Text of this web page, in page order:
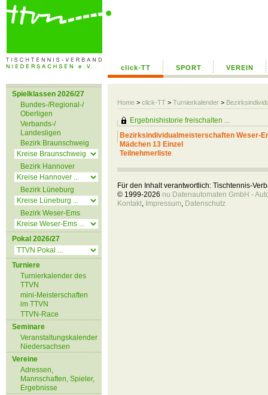
click-TT SPORT VEREIN
Home > click-TT > Turnierkalender >
Spielklassen 2026/27
Bundes-/Regional-/
Oberligen
Verbands-/
Landesligen
Bezirk Braunschweig
Bezirk Hannover
Bezirk Lüneburg
Bezirk Weser-Ems
Pokal 2026/27
Turniere
Turnierkalender des
TTVN
mini-Meisterschaften
im TTVN
TTVN-Race
Seminare
Veranstaltungskalender
Niedersachsen
Vereine
Adressen,
Mannschaften, Spieler,
Ergebnisse
Ergebnishistorie freischalten ...
Bezirksindividualmeisterschaften Weser-
Mädchen 13 Einzel
Teilnehmerliste
Für den Inhalt verantwortlich: Tischtennis-
© 1999-2026 nu Datenautomaten GmbH -
Kontakt, Impressum, Datenschutz